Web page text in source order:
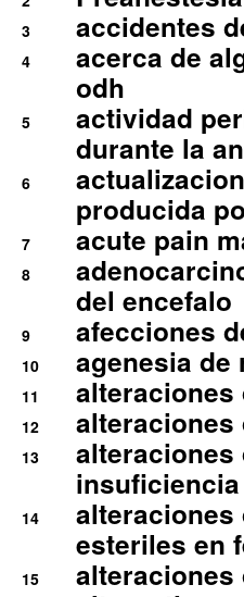
3 accidentes
4
acerca de
odh
5
actividad
durante la
6
producida
7 acute pain
8
del encefalo
9 afecciones
10 agenesia de
11 alteraciones
12 alteraciones
13
alteraciones
14
esteriles en
15